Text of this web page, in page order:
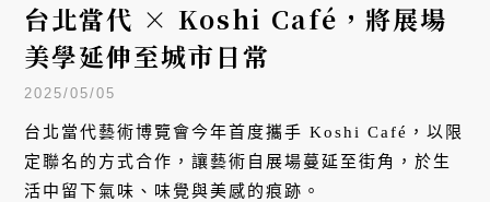
台北當代 × Koshi Café，將展場
美學延伸至城市日常
2025/05/05
台北當代藝術博覽會今年首度攜手 Koshi Café，以限
定聯名的方式合作，讓藝術自展場蔓延至街角，於生
活中留下氣味、味覺與美感的痕跡。